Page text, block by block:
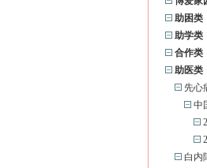
助困类
助学类
合作类
助医类
先心
中
白内